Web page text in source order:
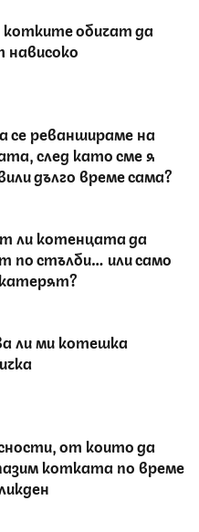
обичат да
нависоко
се реваншираме на
след като сме я
дълго време сама?
ли котенцата да
по стълби… или само
ли ми котешка
от които да
котката по време